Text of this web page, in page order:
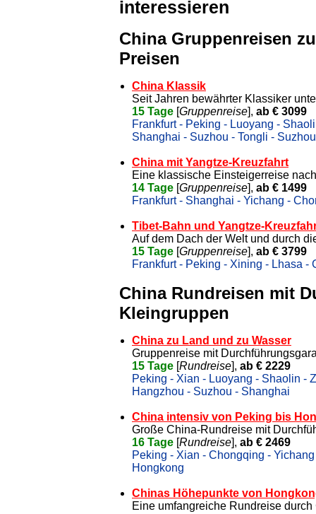
interessieren
China Gruppenreisen
Preisen
China Klassik
Seit Jahren bewährter Klassiker
15 Tage [Gruppenreise], ab € 3099
Frankfurt - Peking - Luoyang -
Shanghai - Suzhou - Tongli -
China mit Yangtze-Kreuzfahrt
Eine klassische Einsteigerreise
14 Tage [Gruppenreise], ab € 1499
Frankfurt - Shanghai - Yichang -
Tibet-Bahn und Yangtze-
Auf dem Dach der Welt und durch
15 Tage [Gruppenreise], ab € 3799
Frankfurt - Peking - Xining - Lhasa
China Rundreisen mit
Kleingruppen
China zu Land und zu Wasser
Gruppenreise mit
15 Tage [Rundreise], ab € 2229
Peking - Xian - Luoyang - Shaolin -
Hangzhou - Suzhou - Shanghai
China intensiv von Peking bis
Große China-Rundreise mit
16 Tage [Rundreise], ab € 2469
Peking - Xian - Chongqing -
Hongkong
Chinas Höhepunkte von
Eine umfangreiche Rundreise